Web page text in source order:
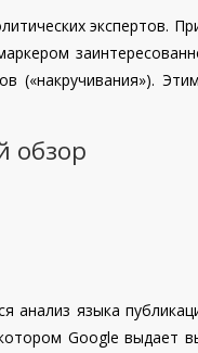
экспертов.
(«накручивания»).
обзор
анализ языка
Google выдает